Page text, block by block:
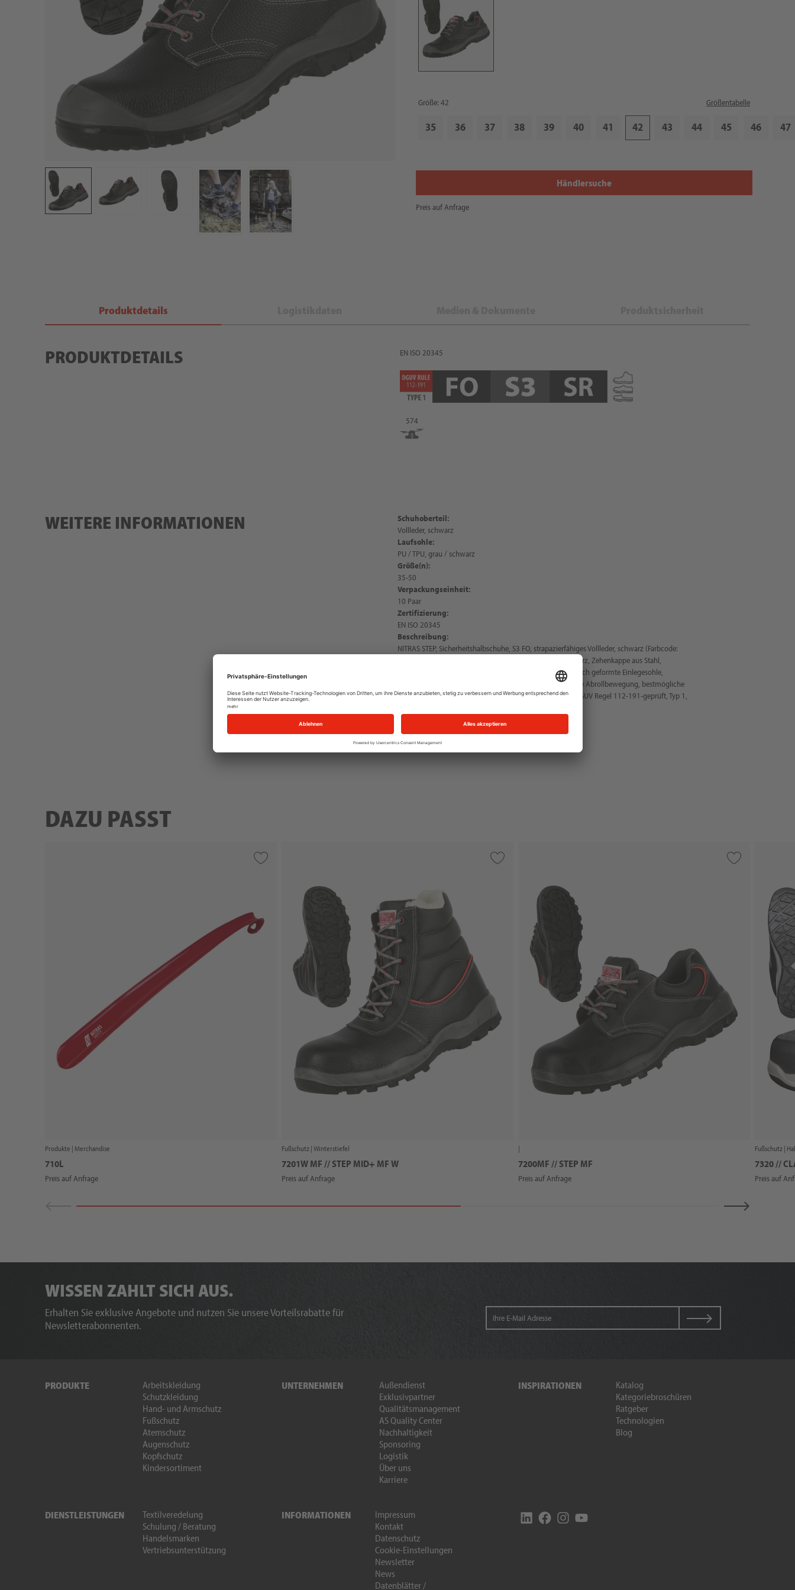
Größe: 42 Größentabelle
35 36 37 38 39 40 41 42 43 44 45 46 47
Händlersuche
Preis auf Anfrage
Produktdetails
PRODUKTDETAILS EN ISO 20345
574
WEITERE INFORMATIONEN
Schuhoberteil:
Vollleder, schwarz
Laufsohle:
PU / TPU, grau / schwarz
Größe(n):
35-50
Verpackungseinheit:
10 Paar
Zertifizierung:
EN ISO 20345
Beschreibung:
NITRAS STEP, Sicherheitshalbschuhe, S3 FO, strapazierfähiges Vollleder, schwarz (Farbcode:
1000), widerstandsfähige PU /TPU-Laufsohle, grau / schwarz, Zehenkappe aus Stahl,
durchstichhemmende Zwischensohle aus Stahl, ergonomisch geformte Einlegesohle,
ansprechendes Design, abgeflachte Ferse für eine natürliche Abrollbewegung, bestmögliche
Rutschhemmung (SR), Weite 11, zusätzliche Überkappe, DGUV Regel 112-191-geprüft, Typ 1,
DAZU PASST
Produkte | Merchandise
710L
Preis auf Anfrage
Fußschutz | Winterstiefel
7201W MF // STEP MID+ MF W
Preis auf Anfrage
|
7200MF // STEP MF
Preis auf Anfrage
Fußschutz |
7320 //
Preis auf
WISSEN ZAHLT SICH AUS.
Erhalten Sie exklusive Angebote und nutzen Sie unsere Vorteilsrabatte für
Newsletterabonnenten.
PRODUKTE
Arbeitskleidung
Schutzkleidung
Hand- und Armschutz
Fußschutz
Atemschutz
Augenschutz
Kopfschutz
Kindersortiment
UNTERNEHMEN
Außendienst
Exklusivpartner
Qualitätsmanagement
AS Quality Center
Nachhaltigkeit
Sponsoring
Logistik
Über uns
Karriere
INSPIRATIONEN
Katalog
Kategoriebroschüren
Ratgeber
Technologien
Blog
DIENSTLEISTUNGEN
Textilveredelung
Schulung / Beratung
Handelsmarken
Vertriebsunterstützung
INFORMATIONEN
Impressum
Kontakt
Datenschutz
Cookie-Einstellungen
Newsletter
News
Datenblätter /